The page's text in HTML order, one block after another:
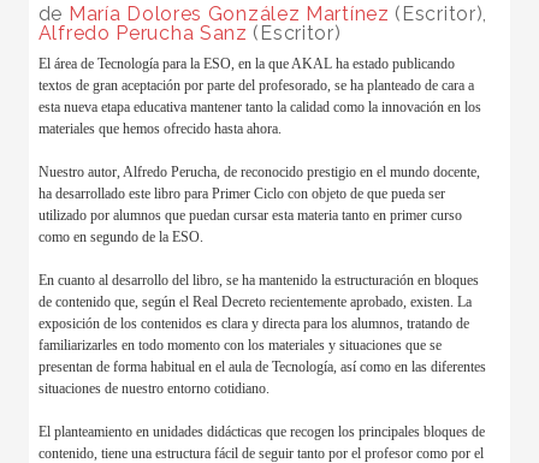
de María Dolores González Martínez (Escritor),
Alfredo Perucha Sanz (Escritor)
El área de Tecnología para la ESO, en la que AKAL ha estado publicando
textos de gran aceptación por parte del profesorado, se ha planteado de cara a
esta nueva etapa educativa mantener tanto la calidad como la innovación en los
materiales que hemos ofrecido hasta ahora.
Nuestro autor, Alfredo Perucha, de reconocido prestigio en el mundo docente,
ha desarrollado este libro para Primer Ciclo con objeto de que pueda ser
utilizado por alumnos que puedan cursar esta materia tanto en primer curso
como en segundo de la ESO.
En cuanto al desarrollo del libro, se ha mantenido la estructuración en bloques
de contenido que, según el Real Decreto recientemente aprobado, existen. La
exposición de los contenidos es clara y directa para los alumnos, tratando de
familiarizarles en todo momento con los materiales y situaciones que se
presentan de forma habitual en el aula de Tecnología, así como en las diferentes
situaciones de nuestro entorno cotidiano.
El planteamiento en unidades didácticas que recogen los principales bloques de
contenido, tiene una estructura fácil de seguir tanto por el profesor como por el